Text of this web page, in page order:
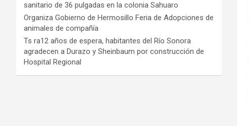
sanitario de 36 pulgadas en la colonia Sahuaro
Organiza Gobierno de Hermosillo Feria de Adopciones de
animales de compañía
Ts ra12 años de espera, habitantes del Río Sonora
agradecen a Durazo y Sheinbaum por construcción de
Hospital Regional